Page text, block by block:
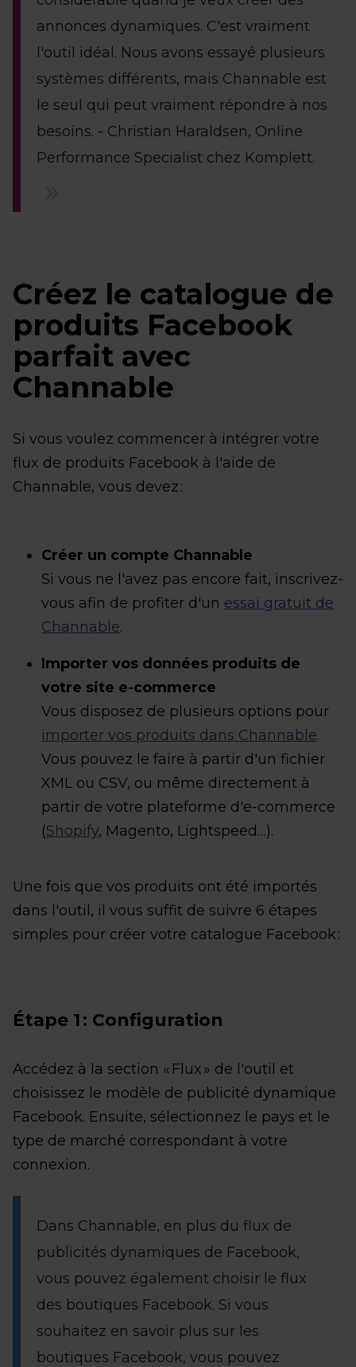
annonces dynamiques. C'est vraiment
l'outil idéal. Nous avons essayé plusieurs
systèmes différents, mais Channable est
le seul qui peut vraiment répondre à nos
besoins. - Christian Haraldsen, Online
Performance Specialist chez Komplett.
Créez le catalogue de
produits Facebook
parfait avec
Channable
Si vous voulez commencer à intégrer votre
flux de produits Facebook à l'aide de
Channable, vous devez :
Créer un compte Channable
Si vous ne l'avez pas encore fait, inscrivez-
vous afin de profiter d'un essai gratuit de
Channable.
Importer vos données produits de
votre site e-commerce
Vous disposez de plusieurs options pour
importer vos produits dans Channable.
Vous pouvez le faire à partir d'un fichier
XML ou CSV, ou même directement à
partir de votre plateforme d'e-commerce
(Shopify, Magento, Lightspeed…).
Une fois que vos produits ont été importés
dans l'outil, il vous suffit de suivre 6 étapes
simples pour créer votre catalogue Facebook :
Étape 1 : Configuration
Accédez à la section « Flux » de l'outil et
choisissez le modèle de publicité dynamique
Facebook. Ensuite, sélectionnez le pays et le
type de marché correspondant à votre
connexion.
Dans Channable, en plus du flux de
publicités dynamiques de Facebook,
vous pouvez également choisir le flux
des boutiques Facebook. Si vous
souhaitez en savoir plus sur les
boutiques Facebook, vous pouvez